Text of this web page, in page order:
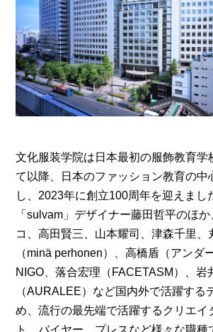
文化服装学院は日本最初の服飾教育学
て以降、日本のファッション教育の中
し、2023年に創立100周年を迎えまし
「sulvam」デザイナー藤田哲平のほ
コ、高田賢三、山本耀司、津森千里、
（minä perhonen）、高橋盾（アンダ
NIGO、落合宏理（FACETASM）、岩
（AURALEE）など国内外で活躍する
め、流行の最先端で活躍するクリエイ